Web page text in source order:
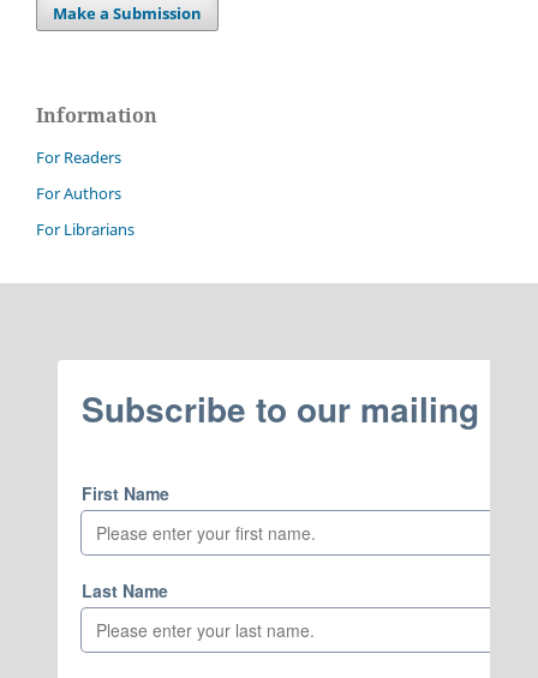
Make a Submission
Information
For Readers
For Authors
For Librarians